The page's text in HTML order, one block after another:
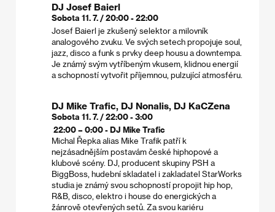
DJ Josef Baierl
Sobota 11. 7. / 20:00 - 22:00
Josef Baierl je zkušený selektor a milovník
analogového zvuku. Ve svých setech propojuje soul,
jazz, disco a funk s prvky deep housu a downtempa.
Je známý svým vytříbeným vkusem, klidnou energií
a schopností vytvořit příjemnou, pulzující atmosféru.
DJ Mike Trafic, DJ Nonalis, DJ KaCZena
Sobota 11. 7. / 22:00 - 3:00
22:00 – 0:00 - DJ Mike Trafic
Michal Řepka alias Mike Trafik patří k
nejzásadnějším postavám české hiphopové a
klubové scény. DJ, producent skupiny PSH a
BiggBoss, hudební skladatel i zakladatel StarWorks
studia je známý svou schopností propojit hip hop,
R&B, disco, elektro i house do energických a
žánrově otevřených setů. Za svou kariéru